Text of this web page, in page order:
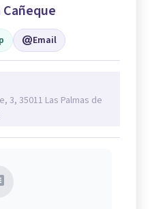
Email
3, 35011 Las Palmas de